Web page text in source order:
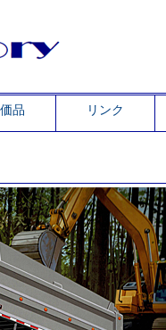
品 リンク